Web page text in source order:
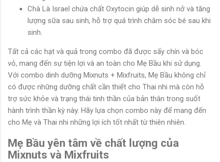
Chà Là Israel chứa chất Oxytocin giúp dễ sinh nở và tăng
lượng sữa sau sinh, hỗ trợ quá trình chăm sóc bé sau khi
sinh.
Tất cả các hạt và quả trong combo đã được sấy chín và bóc
vỏ, mang đến sự tiện lợi và an toàn cho Mẹ Bầu khi sử dụng.
Với combo dinh dưỡng Mixnuts + Mixfruits, Mẹ Bầu không chỉ
có được những dưỡng chất cần thiết cho Thai nhi mà còn hỗ
trợ sức khỏe và trạng thái tinh thần của bản thân trong suốt
hành trình thần kỳ này. Hãy lựa chọn combo này để mang đến
cho Mẹ và Thai nhi những lợi ích tốt nhất từ thiên nhiên.
Mẹ Bầu yên tâm về chất lượng của
Mixnuts và Mixfruits